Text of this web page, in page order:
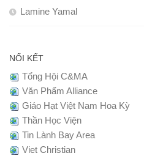
Lamine Yamal
NỐI KẾT
Tổng Hội C&MA
Văn Phẩm Alliance
Giáo Hạt Việt Nam Hoa Kỳ
Thần Học Viện
Tin Lành Bay Area
Viet Christian